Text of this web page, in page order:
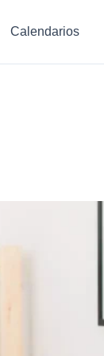
Calendarios